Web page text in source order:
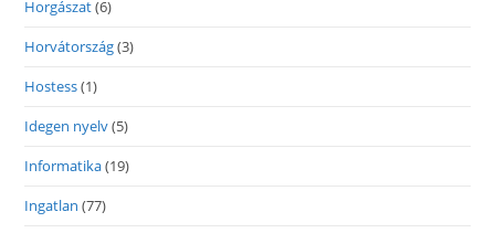
Horgászat(6)
Horvátország(3)
Hostess(1)
Idegen nyelv(5)
Informatika(19)
Ingatlan (77)